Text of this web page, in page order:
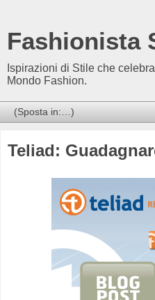
Fashionista
Ispirazioni di Stile che
Mondo Fashion.
Teliad: